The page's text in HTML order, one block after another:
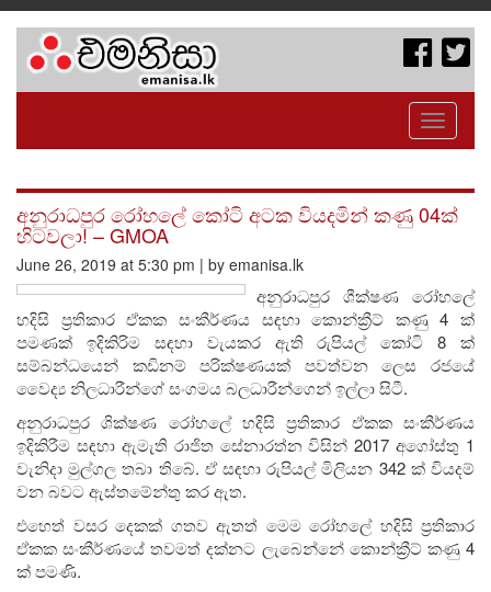
Toggle
අනුරාධපුර රෝහලේ කෝටි අටක වියදමින් කණු 04ක්
හිටවලා! – GMOA
June 26, 2019 at 5:30 pm | by emanisa.lk
අනුරාධපුර ශීක්ෂණ රෝහලේ
හදිසි ප්‍රතිකාර ඒකක සංකීර්ණය සඳහා කොන්ක්‍රීට් කණු 4 ක්
පමණක් ඉදිකිරිම සඳහා වැයකර ඇති රුපියල් කෝටි 8 ක්
සම්බන්ධයෙන් කඩිනම් පරික්ෂණයක් පවත්වන ලෙස රජයේ
වෛද්‍ය නිලධාරීන්ගේ සංගමය බලධාරීන්ගෙන් ඉල්ලා සිටී.
අනුරාධපුර ශික්ෂණ රෝහලේ හදිසි ප්‍රතිකාර ඒකක සංකීර්ණය
ඉදිකිරීම සඳහා ඇමැති රාජිත සේනාරත්න විසින් 2017 අගෝස්තු 1
වැනිදා මුල්ගල තබා තිබේ. ඒ සඳහා රුපියල් මිලියන 342 ක් වියදම්
වන බවට ඇස්තමේන්තු කර ඇත.
එහෙත් වසර දෙකක් ගතව ඇතත් මෙම රෝහලේ හදිසි ප්‍රතිකාර
ඒකක සංකීර්ණයේ තවමත් දක්නට ලැබෙන්නේ කොන්ක්‍රීට් කණු 4
ක් පමණි.